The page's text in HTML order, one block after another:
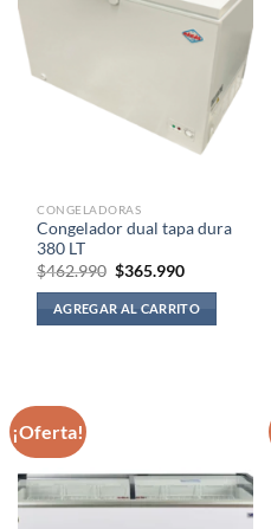
CONGELADORAS
Congelador dual tapa dura
380 LT
$462.990 El
original
era:
$462.990.
$365.990El
actual
es:
$365.990.
AGREGAR AL CARRITO
¡Oferta!